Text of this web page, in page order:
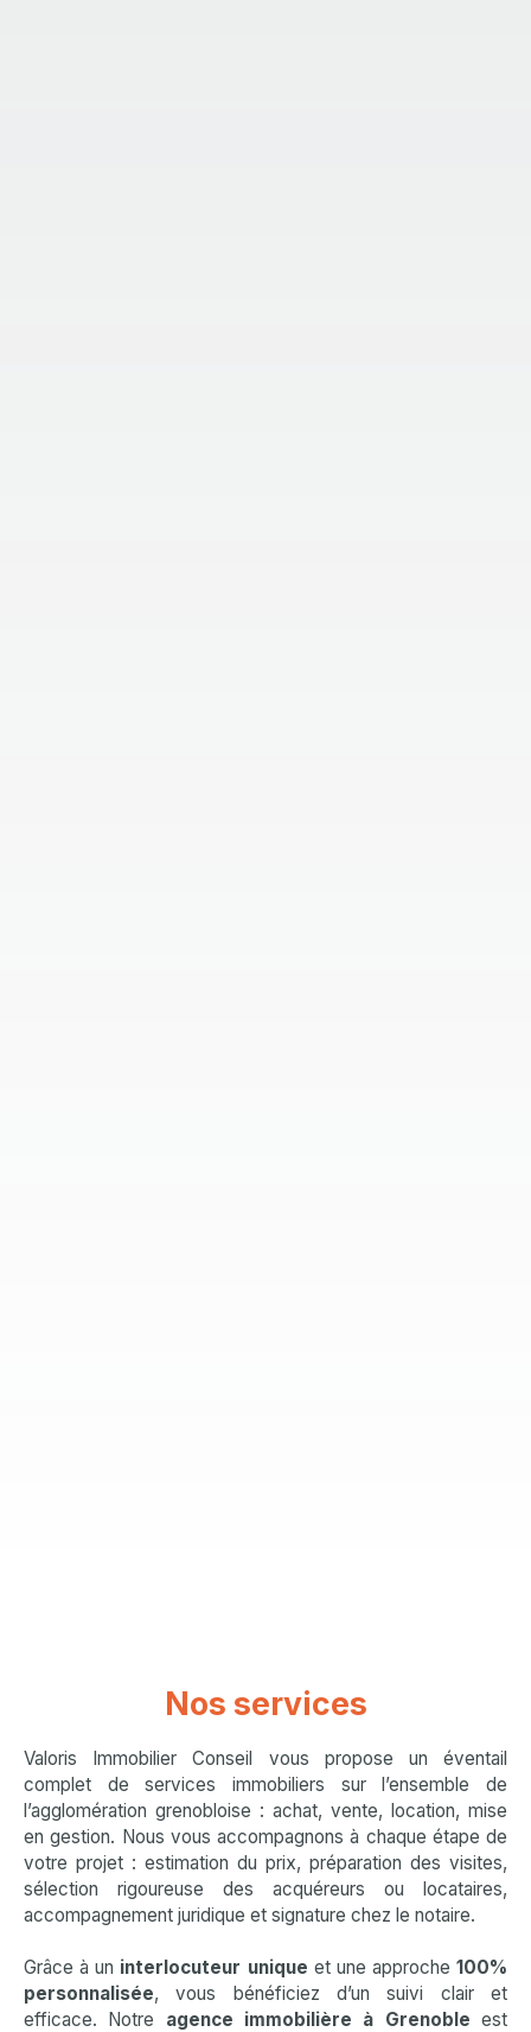
Nos services
Valoris Immobilier Conseil vous propose un éventail
complet de services immobiliers sur l’ensemble de
l’agglomération grenobloise : achat, vente, location, mise
en gestion. Nous vous accompagnons à chaque étape de
votre projet : estimation du prix, préparation des visites,
sélection rigoureuse des acquéreurs ou locataires,
accompagnement juridique et signature chez le notaire.
Grâce à un interlocuteur unique et une approche 100%
personnalisée, vous bénéficiez d’un suivi clair et
efficace. Notre agence immobilière à Grenoble est